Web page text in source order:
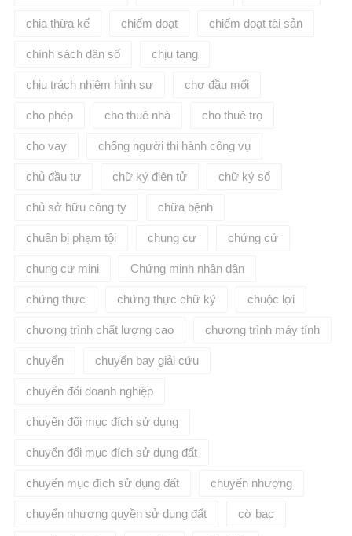
chia thừa kế chiếm đoạt chiếm đoạt tài sản
chính sách dân số chịu tang
chịu trách nhiệm hình sự chợ đầu mối
cho phép cho thuê nhà cho thuê trọ
cho vay chống người thi hành công vụ
chủ đầu tư chữ ký điện tử chữ ký số
chủ sở hữu công ty chữa bệnh
chuẩn bị phạm tội chung cư chứng cứ
chung cư mini Chứng minh nhân dân
chứng thực chứng thực chữ ký chuộc lợi
chương trình chất lượng cao chương trình máy tính
chuyển chuyến bay giải cứu
chuyển đổi doanh nghiệp
chuyển đổi mục đích sử dụng
chuyển đổi mục đích sử dụng đất
chuyển mục đích sử dụng đất chuyển nhượng
chuyển nhượng quyền sử dụng đất cờ bạc